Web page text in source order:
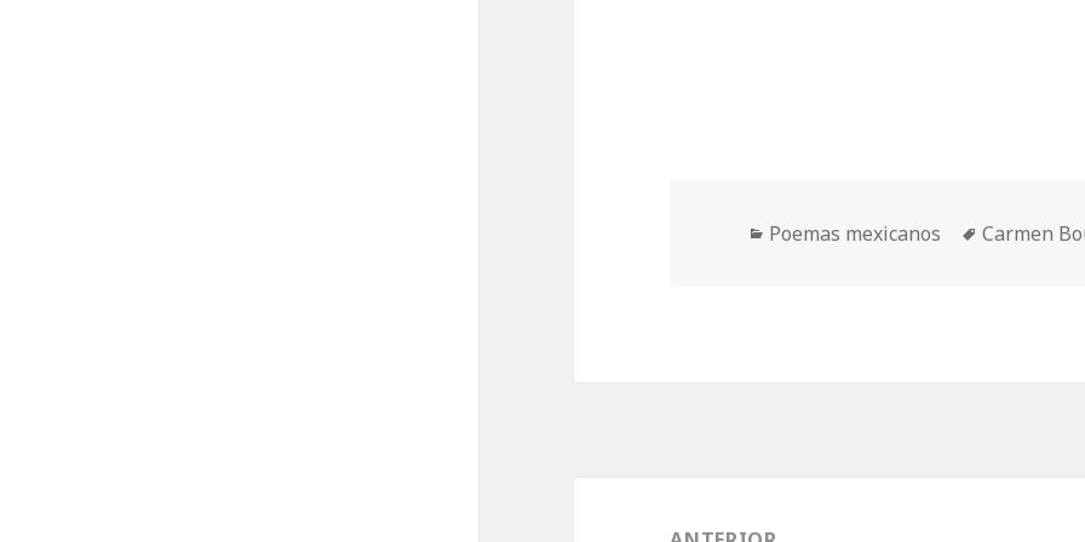
Categorías
Poemas mexicanos Etiquetas
Carmen